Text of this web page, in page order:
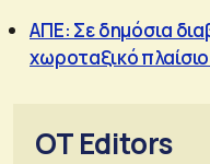
ΑΠΕ: Σε δημόσια
χωροταξικό πλαίσιο
OT Editors